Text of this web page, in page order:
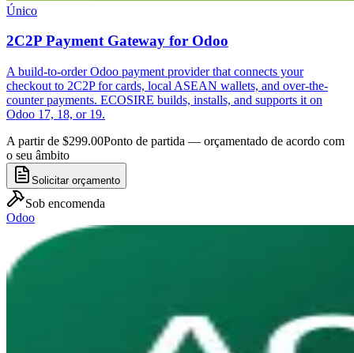
Único
2C2P Payment Gateway for Odoo
A build-to-order Odoo payment provider that connects your
checkout to 2C2P for cards, local ASEAN wallets, and over-the-
counter payments. ECOSIRE builds, installs, and supports it on
Odoo 17, 18, or 19.
A partir de $299.00Ponto de partida — orçamentado de acordo com
o seu âmbito
Solicitar orçamento
Sob encomenda
Odoo